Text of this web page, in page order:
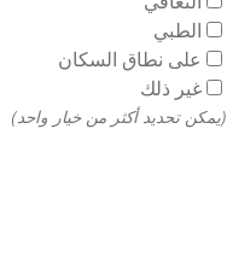
الطبي
على نطاق السكان
غير ذلك
(يمكن تحديد أكثر من خيار واحد)